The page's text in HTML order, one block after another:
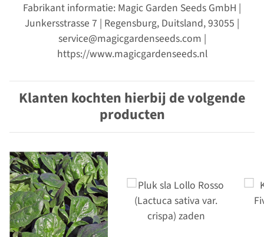
Fabrikant informatie: Magic Garden Seeds GmbH |
Junkersstrasse 7 | Regensburg, Duitsland, 93055 |
service@magicgardenseeds.com |
https://www.magicgardenseeds.nl
Klanten kochten hierbij de volgende
producten